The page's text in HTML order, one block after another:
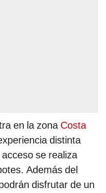
en la zona Costa
distinta
se realiza
Además del
disfrutar de un